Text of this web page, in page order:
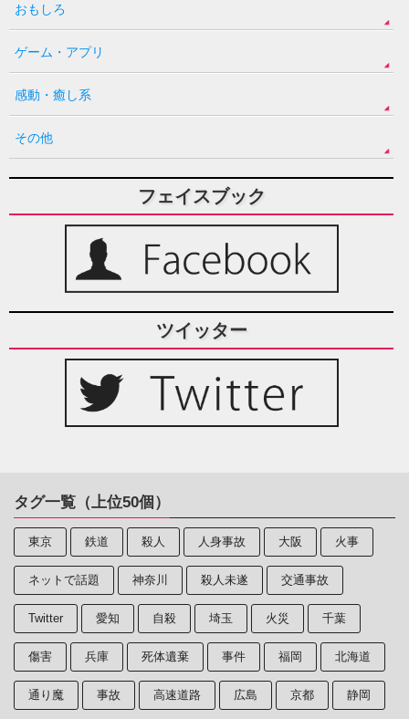
おもしろ
ゲーム・アプリ
感動・癒し系
その他
フェイスブック
ツイッター
タグ一覧（上位50個）
東京 鉄道 殺人 人身事故 大阪 火事
ネットで話題 神奈川 殺人未遂 交通事故
Twitter 愛知 自殺 埼玉 火災 千葉
傷害 兵庫 死体遺棄 事件 福岡 北海道
通り魔 事故 高速道路 広島 京都 静岡